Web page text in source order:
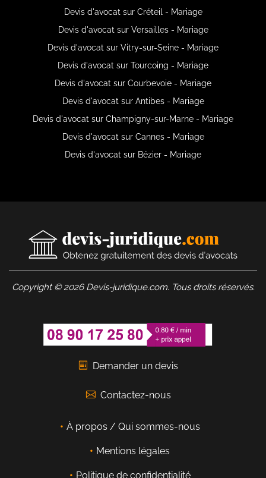
Devis d'avocat sur Créteil - Mariage
Devis d'avocat sur Versailles - Mariage
Devis d'avocat sur Vitry-sur-Seine - Mariage
Devis d'avocat sur Tourcoing - Mariage
Devis d'avocat sur Courbevoie - Mariage
Devis d'avocat sur Antibes - Mariage
Devis d'avocat sur Champigny-sur-Marne - Mariage
Devis d'avocat sur Cannes - Mariage
Devis d'avocat sur Bézier - Mariage
Copyright © 2026 Devis-juridique.com. Tous droits réservés.
Demander un devis
Contactez-nous
À propos / Qui sommes-nous
Mentions légales
Politique de confidentialité